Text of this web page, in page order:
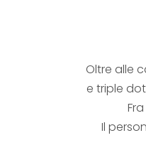
Oltre alle
e triple
Il